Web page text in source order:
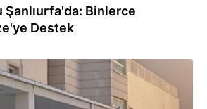
Binlerce
Destek